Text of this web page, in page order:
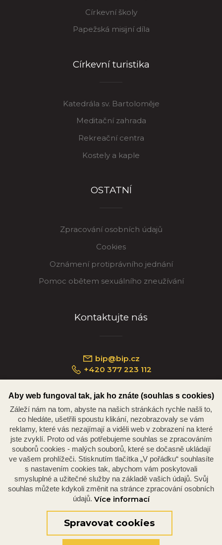
Církevní školy
Papežská misijní díla
Církevní turistika
Katedrála sv. Bartoloměje
Meditační zahrada
Rekreační centra
Kostely a kaple
OSTATNÍ
Zpracování osobních údajů
Cookies
Oznámení protiprávního jednání
Pomoc obětem sexuálního zneužívání
Kontaktujte nás
bip@bip.cz
+420 377 223 112
Náměstí Republiky 234/35, 301 00 Plzeň
© 2026 Oficiální stránky Plzeňské diecéze
Aby web fungoval tak, jak ho znáte (souhlas s cookies)
Záleží nám na tom, abyste na našich stránkách rychle našli to,
co hledáte, ušetřili spoustu klikání, nezobrazovaly se vám
reklamy, které vás nezajímají a viděli web v zobrazení na které
jste zvyklí. Proto od vás potřebujeme souhlas se zpracováním
souborů cookies - malých souborů, které se dočasně ukládají
ve vašem prohlížeči. Stisknutím tlačítka „V pořádku“ souhlasíte
s nastavením cookies tak, abychom vám poskytovali
smysluplné a užitečné služby na základě vašich údajů. Svůj
souhlas můžete kdykoli změnit na stránce zpracování osobních
údajů. Více informací
Spravovat cookies